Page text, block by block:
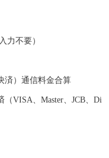
リンピックに出場しまし
。 ふるさと寄附金
ていただき是非玉名に足を
ウンロードをお願いしま
力不要）
済）通信料金合算
VISA、Master、JCB、Di